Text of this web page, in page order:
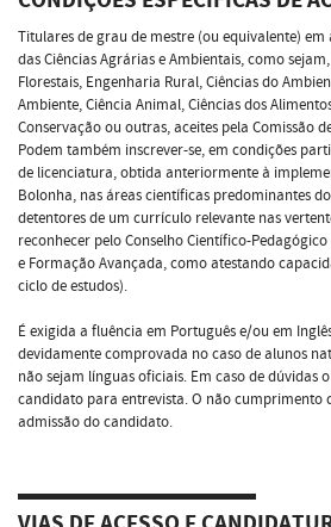
Titulares de grau de mestre (ou equivalente)
das Ciências Agrárias e Ambientais, como
Florestais, Engenharia Rural, Ciências do
Ambiente, Ciência Animal, Ciências dos
Conservação ou outras, aceites pela Comissão
Podem também inscrever-se, em condições
de licenciatura, obtida anteriormente à
Bolonha, nas áreas científicas predominantes
detentores de um currículo relevante nas
reconhecer pelo Conselho Científico-
e Formação Avançada, como atestando
ciclo de estudos).
É exigida a fluência em Português e/ou em
devidamente comprovada no caso de alunos
não sejam línguas oficiais. Em caso de dúvidas
candidato para entrevista. O não cumprimento
admissão do candidato.